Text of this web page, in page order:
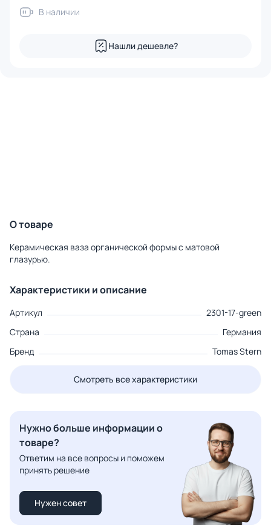
В наличии
Нашли дешевле?
О товаре
Керамическая ваза органической формы с матовой
глазурью.
Характеристики и описание
Артикул
2301-17-green
Страна
Германия
Бренд
Tomas Stern
Смотреть все характеристики
Нужно больше информации о
товаре?
Ответим на все вопросы и поможем
принять решение
Нужен совет